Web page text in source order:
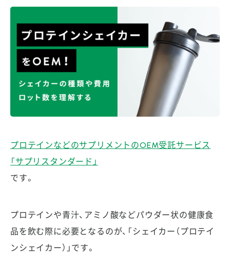
プロテインなどのサプリメントのOEM受託サービス
「サプリスタンダード」
です。
プロテインや青汁、アミノ酸などパウダー状の健康食
品を飲む際に必要となるのが、「シェイカー（プロテイ
ンシェイカー）」です。